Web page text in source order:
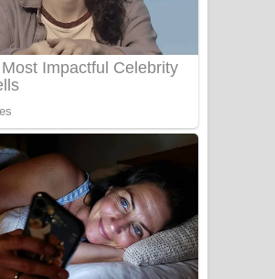
යායේ දිලෙනා ගීතයේ පද පෙළ
Ow Man Sosa Song Lyrics - ඔව් මං
සෝසා ගීතයේ පද පෙළ
Heavy Weight Song Lyrics
Aye Lanweela Song Lyrics - ආයේ
ලංවීලා ගීතයේ පද පෙළ
Ala purannata Song Lyrics - ආල